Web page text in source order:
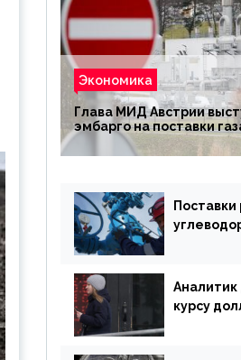
Экономика
Глава МИД Австрии
эмбарго на поставки
Поставки
Аналитик
курсу